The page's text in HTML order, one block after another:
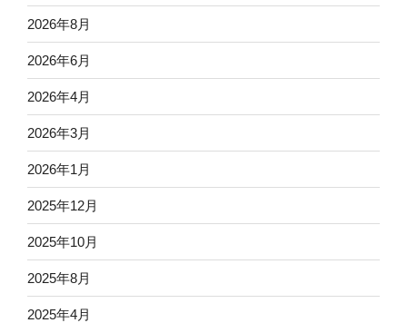
2026年8月
2026年6月
2026年4月
2026年3月
2026年1月
2025年12月
2025年10月
2025年8月
2025年4月